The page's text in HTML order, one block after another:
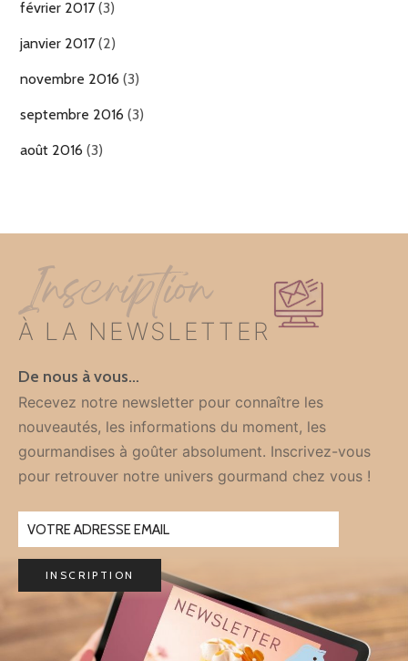
février 2017 (3)
janvier 2017 (2)
novembre 2016 (3)
septembre 2016 (3)
août 2016 (3)
Inscription
À LA NEWSLETTER
De nous à vous…
Recevez notre newsletter pour connaître les
nouveautés, les informations du moment, les
gourmandises à goûter absolument. Inscrivez-vous
pour retrouver notre univers gourmand chez vous !